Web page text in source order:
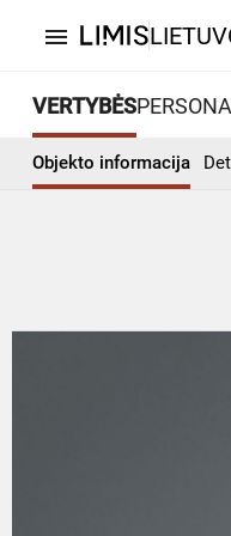
menu
VERTYBĖS
Objekto informacija